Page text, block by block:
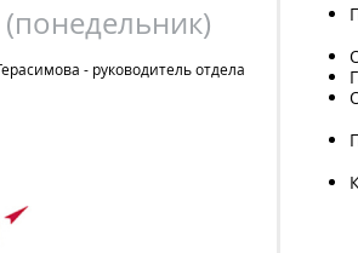
(понедельник)
- руководитель отдела